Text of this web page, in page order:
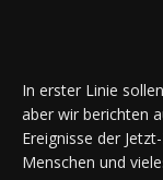
In erster Linie
aber wir berichten
Ereignisse der
Menschen und